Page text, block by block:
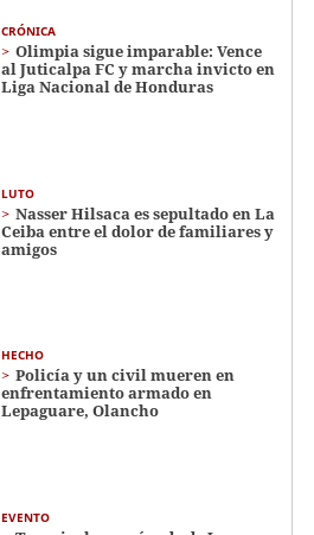
CRÓNICA
Olimpia sigue imparable: Vence
al Juticalpa FC y marcha invicto en
Liga Nacional de Honduras
LUTO
Nasser Hilsaca es sepultado en La
Ceiba entre el dolor de familiares y
amigos
HECHO
Policía y un civil mueren en
enfrentamiento armado en
Lepaguare, Olancho
EVENTO